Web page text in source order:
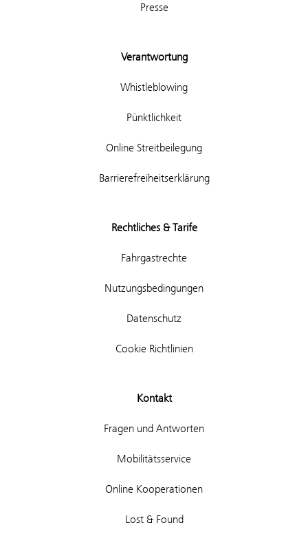
Presse
Verantwortung
Whistleblowing
Pünktlichkeit
Online Streitbeilegung
Barrierefreiheitserklärung
Rechtliches & Tarife
Fahrgastrechte
Nutzungsbedingungen
Datenschutz
Cookie Richtlinien
Kontakt
Fragen und Antworten
Mobilitätsservice
Online Kooperationen
Lost & Found